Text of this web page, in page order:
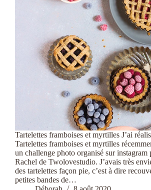
Tartelettes framboises et myrtilles J’ai
Tartelettes framboises et myrtilles
un challenge photo organisé sur instagram
Rachel de Twolovestudio. J’avais très
des tartelettes façon pie, c’est à dire
petites bandes de…